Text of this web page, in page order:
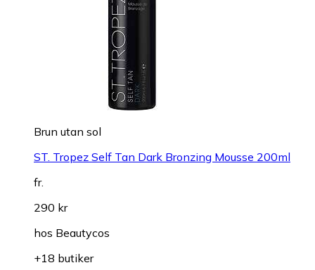
Brun utan sol
ST. Tropez Self Tan Dark Bronzing Mousse 200ml
fr.
290 kr
hos Beautycos
+18 butiker